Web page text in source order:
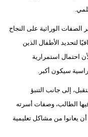
الصفات الوراثية على النجاح
لتحديد الأطفال الذين
احتمال استمرارية
سيكون أكبر.
إلى جانب التنبؤ
الطالب، وصفات أسرته
يعانوا من مشاكل تعليمية